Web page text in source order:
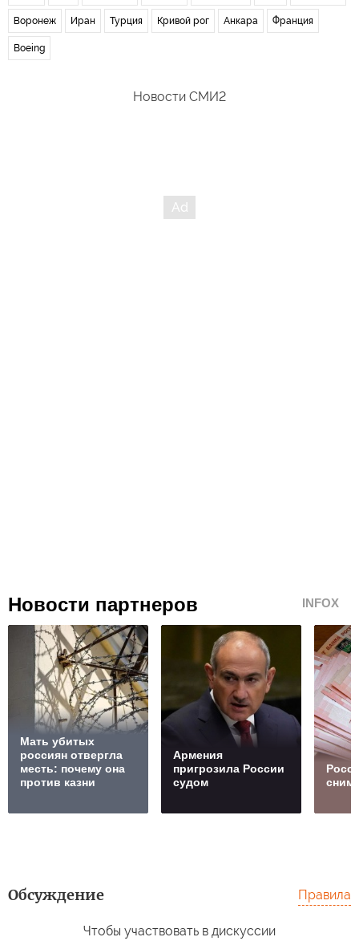
Воронеж Иран Турция Кривой рог Анкара Франция
Boeing
Новости СМИ2
Новости партнеров INFOX
Мать убитых
россиян отвергла
месть: почему она
против казни
Армения
пригрозила России
судом
Обсуждение Правила
Чтобы участвовать в дискуссии